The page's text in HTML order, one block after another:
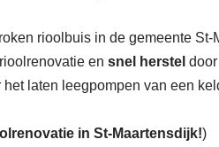
rioolbuis in de gemeente
en snel herstel
laten leegpompen van een
in St-Maartensdijk!)